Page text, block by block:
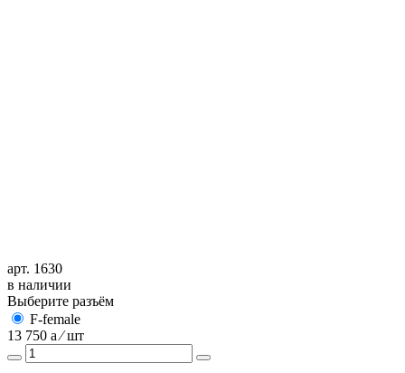
арт. 1630
в наличии
Выберите разъём
F-female
13 750 a ⁄ шт